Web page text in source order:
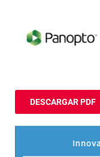
DESCARGAR PDF